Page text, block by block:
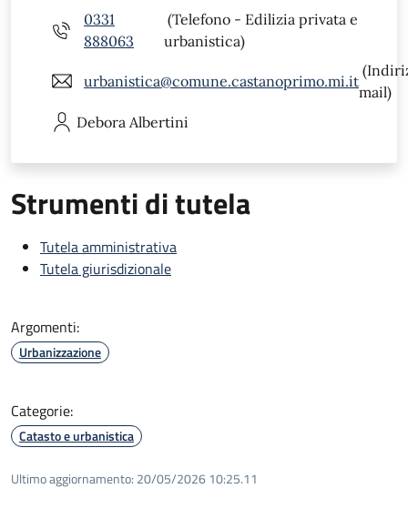
0331
888063
(Telefono - Edilizia privata e
urbanistica)
urbanistica@comune.castanoprimo.mi.it
mail)
Debora Albertini
Strumenti di tutela
Tutela amministrativa
Tutela giurisdizionale
Argomenti:
Urbanizzazione
Categorie:
Catasto e urbanistica
Ultimo aggiornamento: 20/05/2026 10:25.11